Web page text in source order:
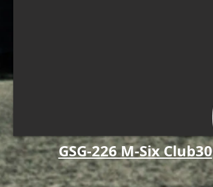
GSG-226 M-Six Club30